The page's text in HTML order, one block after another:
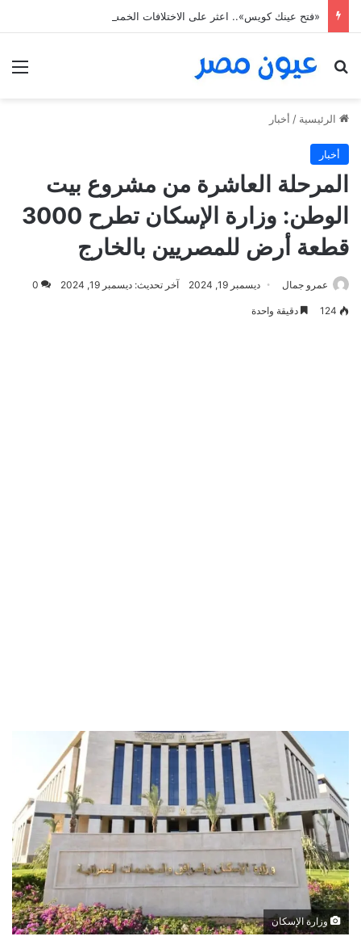
بحث عن
الرئيسية / أخبار
أخبار
المرحلة العاشرة من مشروع بيت
الوطن: وزارة الإسكان تطرح 3000
قطعة أرض للمصريين بالخارج
عمرو جمال ديسمبر 19, 2024 آخر تحديث: ديسمبر 19, 2024 0
124 دقيقة واحدة
وزارة الإسكان